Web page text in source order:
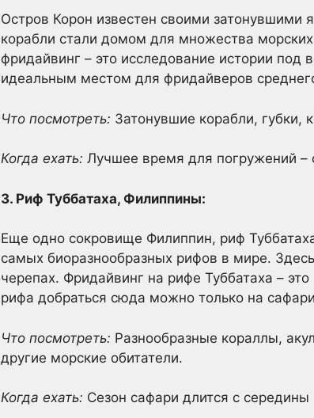
Остров Корон известен своими
корабли стали домом для множества
фридайвинг – это исследование истории
идеальным местом для фридайверов
Что посмотреть: Затонувшие корабли,
Когда ехать: Лучшее время для погружений –
3. Риф Туббатаха, Филиппины:
Еще одно сокровище Филиппин, риф
самых биоразнообразных рифов в мире.
черепах. Фридайвинг на рифе Туббатаха –
рифа добраться сюда можно только на
Что посмотреть: Разнообразные кораллы,
другие морские обитатели.
Когда ехать: Сезон сафари длится с